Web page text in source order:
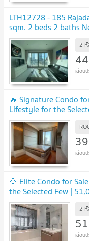
LTH12728 - 185
sqm. 2 beds 2 baths
44 MB UPDATE !
2
🔥 Signature Condo
Lifestyle for the
39,000,000 THB -
💎 Elite Condo for
the Selected Few |
2